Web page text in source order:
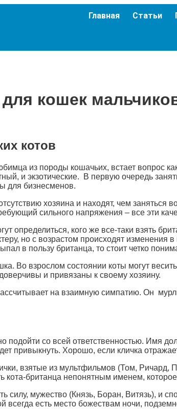
Главная Статьи
кошек
котов
из породы кошачьих, встает вопрос
и экзотические. В первую очередь
для бизнесменов.
хозяина и находят, чем
сильного напряжения – все эти
определиться, кого же все-таки взять
но с возрастом происходят изменения
в пользу британца, то стоит четко
Во взрослом состоянии коты могут
и привязаны к своему хозяину.
на взаимную симпатию. Он
подойти со всей ответственностью. Имя
привыкнуть. Хорошо, если кличка
взятые из мультфильмов (Том, Ричард,
кота-британца непонятным именем,
силу, мужество (Князь, Боран, Витязь), и
всегда есть место божествам ночи,